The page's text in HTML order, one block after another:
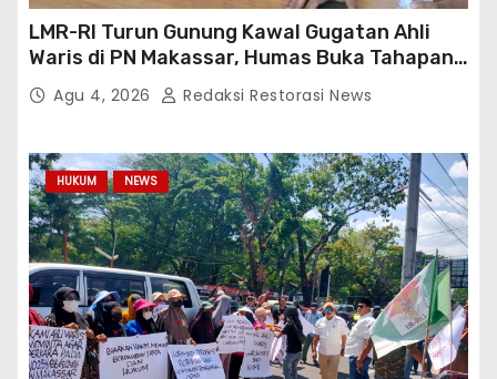
LMR-RI Turun Gunung Kawal Gugatan Ahli
Waris di PN Makassar, Humas Buka Tahapan
Persidangan
Agu 4, 2026 Redaksi Restorasi News
HUKUM NEWS